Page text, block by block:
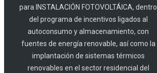
para INSTALACIÓN FOTOVOLTÁICA, dentro
del programa de incentivos ligados al
autoconsumo y almacenamiento, con
fuentes de energía renovable, así como la
implantación de sistemas térmicos
renovables en el sector residencial del